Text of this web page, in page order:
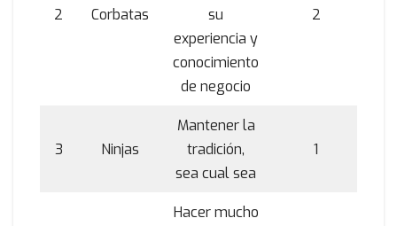
2 Corbatas
su
experiencia y
conocimiento
de negocio
2
3 Ninjas
Mantener la
tradición,
sea cual sea
1
Hacer mucho